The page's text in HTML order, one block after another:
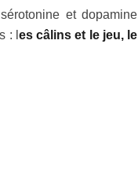
et dopamine
: l es câlins et le jeu, le